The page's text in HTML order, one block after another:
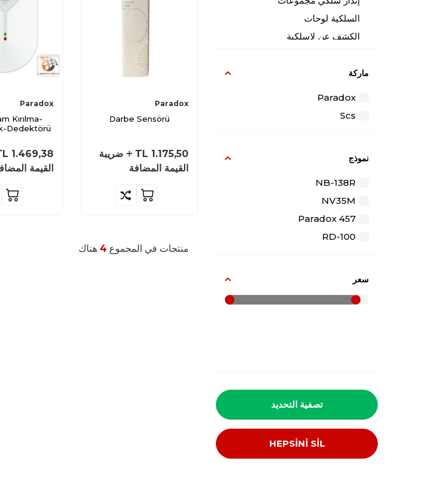
السلكية لوحات
الكشف عن لاسلكية
لوحة المفاتيحماركة
Paradox
Scs
نموذج
NB-138R
NV35M
Paradox 457
RD-100
سعر
تصفية التحديد
HEPSİNİ SİL
Paradox
Darbe Sensörü
1.175,50
ضريبة
القيمة المضافة
Paradox
Kırılma-
Dedektörü
1.469,38
القيمة
منتجات في المجموع 4 هناك